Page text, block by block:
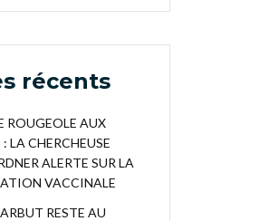
récents
ROUGEOLE AUX
LA CHERCHEUSE
ALERTE SUR LA
VACCINALE
RESTE AU